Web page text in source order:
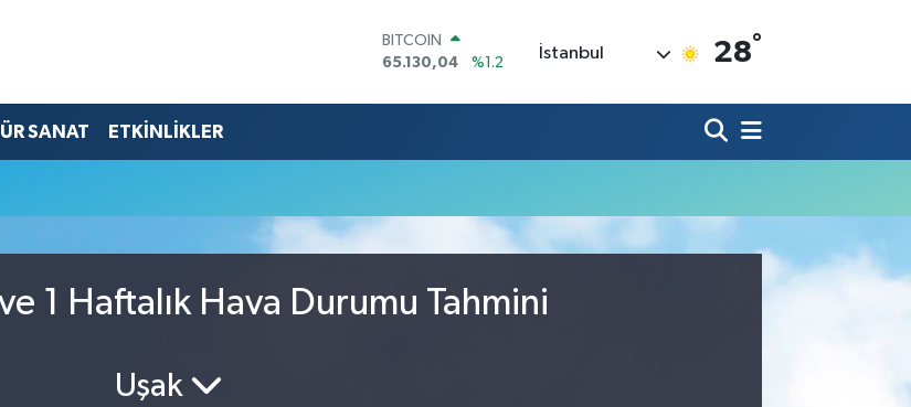
DOLAR
47,7106
%0.17
İstanbul 28°
SANAT ETKİNLİKLER
1 Haftalık Hava Durumu Tahmini
Uşak